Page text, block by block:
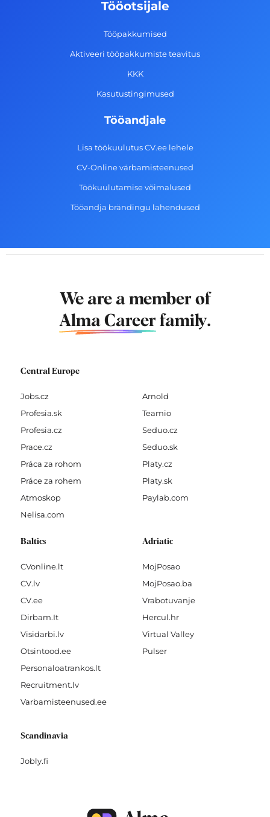
-
a
m
n
Tööotsijale
Tööpakkumised
Aktiveeri tööpakkumiste teavitus
KKK
Kasutustingimused
Tööandjale
Lisa töökuulutus CV.ee lehele
CV-Online värbamisteenused
Töökuulutamise võimalused
Tööandja brändingu lahendused
We are a member of
Alma Career family.
Central Europe
Jobs.cz
Profesia.sk
Profesia.cz
Prace.cz
Práca za rohom
Práce za rohem
Atmoskop
Nelisa.com
Arnold
Teamio
Seduo.cz
Seduo.sk
Platy.cz
Platy.sk
Paylab.com
Baltics
CVonline.lt
CV.lv
CV.ee
Dirbam.It
Visidarbi.lv
Otsintood.ee
Personaloatrankos.lt
Recruitment.lv
Varbamisteenused.ee
Adriatic
MojPosao
MojPosao.ba
Vrabotuvanje
Hercul.hr
Virtual Valley
Pulser
Scandinavia
Jobly.fi